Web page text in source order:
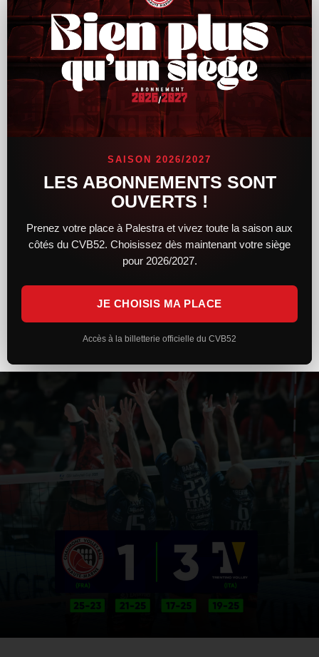
Le CVB52 connaît son adversaire pour la
demi-finale de Coupe de France
masculines de la Coupe de France a lieu hier soir, le CVB52
connaît désormais son adversaire. Du côté des femmes,
LIRE LA SUITE »
SAISON 2026/2027
LES ABONNEMENTS SONT
OUVERTS !
Prenez votre place à Palestra et vivez toute la saison aux
côtés du CVB52. Choisissez dès maintenant votre siège
pour 2026/2027.
JE CHOISIS MA PLACE
Accès à la billetterie officielle du CVB52